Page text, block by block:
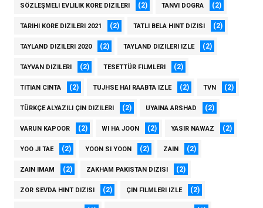
SÖZLEŞMELI EVLILIK KORE DIZILERI (2) TANVI DOGRA (2)
TARIHI KORE DIZILERI 2021 (2) TATLI BELA HINT DIZISI (2)
TAYLAND DIZILERI 2020 (2) TAYLAND DIZILERI IZLE (2)
TAYVAN DIZILERI (2) TESETTÜR FILMLERI (2)
TITIAN CINTA (2) TUJHSE HAI RAABTA IZLE (2) TVN (2)
TÜRKÇE ALYAZILI ÇIN DIZILERI (2) UYAINA ARSHAD (2)
VARUN KAPOOR (2) WI HA JOON (2) YASIR NAWAZ (2)
YOO JI TAE (2) YOON SI YOON (2) ZAIN (2)
ZAIN IMAM (2) ZAKHAM PAKISTAN DIZISI (2)
ZOR SEVDA HINT DIZISI (2) ÇIN FILMLERI IZLE (2)